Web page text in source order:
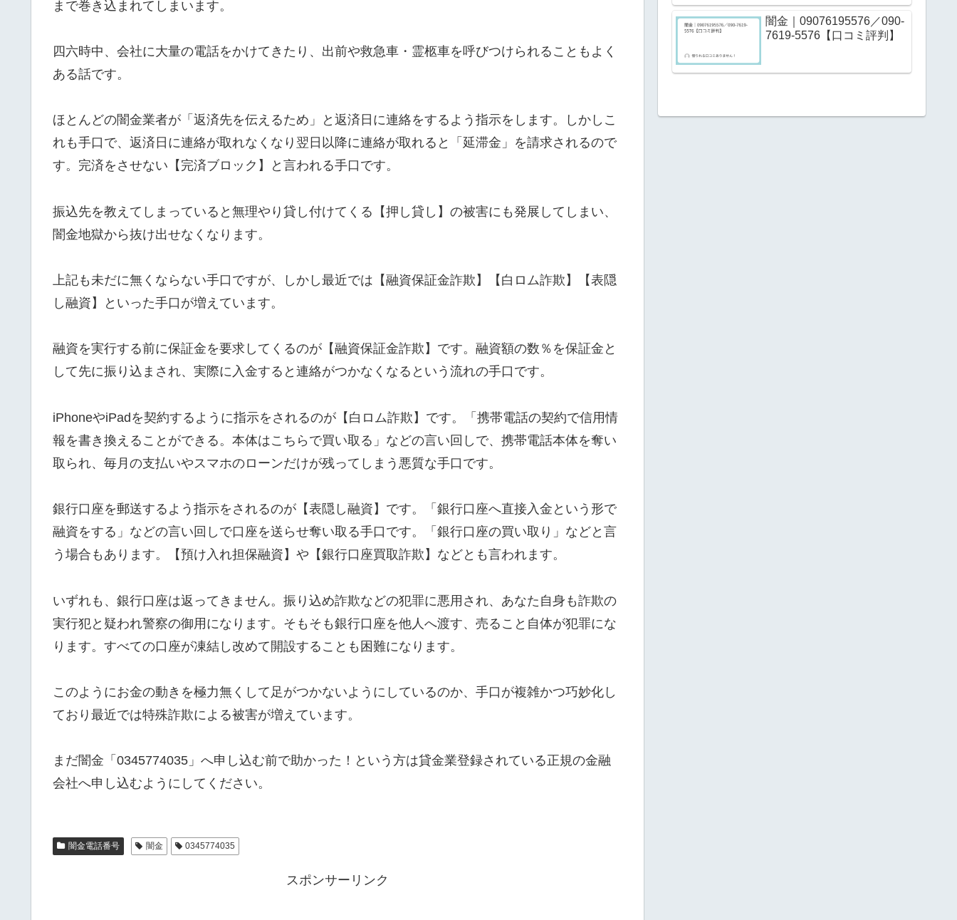
まで巻き込まれてしまいます。
四六時中、会社に大量の電話をかけてきたり、出前や救急車・霊柩車を呼びつけられることもよく
ある話です。
ほとんどの闇金業者が「返済先を伝えるため」と返済日に連絡をするよう指示をします。しかしこ
れも手口で、返済日に連絡が取れなくなり翌日以降に連絡が取れると「延滞金」を請求されるので
す。完済をさせない【完済ブロック】と言われる手口です。
振込先を教えてしまっていると無理やり貸し付けてくる【押し貸し】の被害にも発展してしまい、
闇金地獄から抜け出せなくなります。
上記も未だに無くならない手口ですが、しかし最近では【融資保証金詐欺】【白ロム詐欺】【表隠
し融資】といった手口が増えています。
融資を実行する前に保証金を要求してくるのが【融資保証金詐欺】です。融資額の数％を保証金と
して先に振り込まされ、実際に入金すると連絡がつかなくなるという流れの手口です。
iPhoneやiPadを契約するように指示をされるのが【白ロム詐欺】です。「携帯電話の契約で信用情
報を書き換えることができる。本体はこちらで買い取る」などの言い回しで、携帯電話本体を奪い
取られ、毎月の支払いやスマホのローンだけが残ってしまう悪質な手口です。
銀行口座を郵送するよう指示をされるのが【表隠し融資】です。「銀行口座へ直接入金という形で
融資をする」などの言い回しで口座を送らせ奪い取る手口です。「銀行口座の買い取り」などと言
う場合もあります。【預け入れ担保融資】や【銀行口座買取詐欺】などとも言われます。
いずれも、銀行口座は返ってきません。振り込め詐欺などの犯罪に悪用され、あなた自身も詐欺の
実行犯と疑われ警察の御用になります。そもそも銀行口座を他人へ渡す、売ること自体が犯罪にな
ります。すべての口座が凍結し改めて開設することも困難になります。
このようにお金の動きを極力無くして足がつかないようにしているのか、手口が複雑かつ巧妙化し
ており最近では特殊詐欺による被害が増えています。
まだ闇金「0345774035」へ申し込む前で助かった！という方は貸金業登録されている正規の金融
会社へ申し込むようにしてください。
闇金電話番号 闇金 0345774035
スポンサーリンク
闇金｜09076195576／090-
7619-5576【口コミ評判】